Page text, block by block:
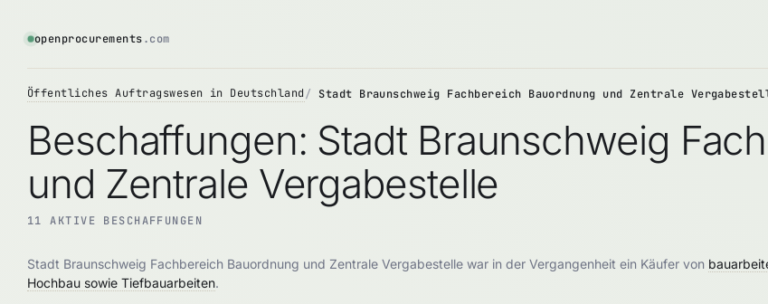
openprocurements.com
Öffentliches Auftragswesen in Deutschland Stadt Braunschweig Fachbereich Bauordnung und Zentrale
Beschaffungen: Stadt Braunschweig
und Zentrale Vergabestelle
11 AKTIVE BESCHAFFUNGEN
Stadt Braunschweig Fachbereich Bauordnung und Zentrale Vergabestelle war in der Vergangenheit ein Käufer von
Hochbau sowie Tiefbauarbeiten.